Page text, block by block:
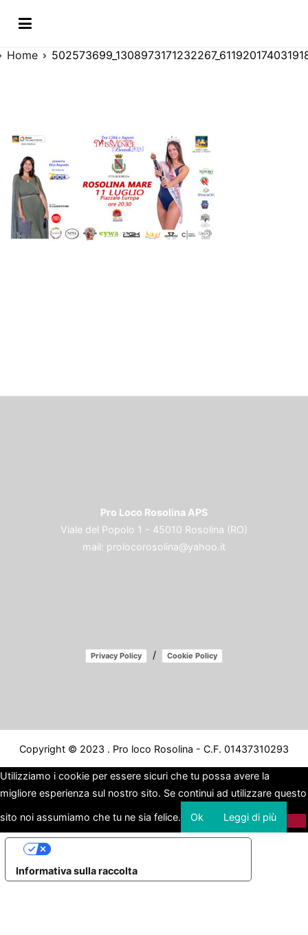
Home
Pro Loco Rosolina APS
Viale del Popolo 1 - 45010 Rosolina (RO)
mail: prolocorosolina@yahoo.it
Privacy Policy / Cookie Policy
Copyright © 2023 . Pro loco Rosolina - C.F. 01437310293
Utilizziamo i cookie per essere sicuri che tu possa avere la
migliore esperienza sul nostro sito. Se continui ad utilizzare questo
sito noi assumiamo che tu ne sia felice. Ok Leggi di più
Informativa sulla raccolta